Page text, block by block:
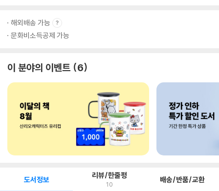
해외배송 가능
문화비소득공제 가능
이 분야의 이벤트 6
도서정보 리뷰/한줄평
10 배송/반품/교환